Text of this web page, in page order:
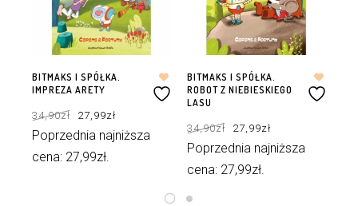
BITMAKS I SPÓŁKA.
IMPREZA ARETY
34,90zł cena
wynosiła:
34,90zł.
27,99złcena
27,99zł.
Poprzednia najniższa
cena: 27,99zł.
BITMAKS I SPÓŁKA.
ROBOT Z NIEBIESKIEGO
LASU
34,90zł cena
wynosiła:
34,90zł.
27,99złcena
27,99zł.
Poprzednia najniższa
cena: 27,99zł.